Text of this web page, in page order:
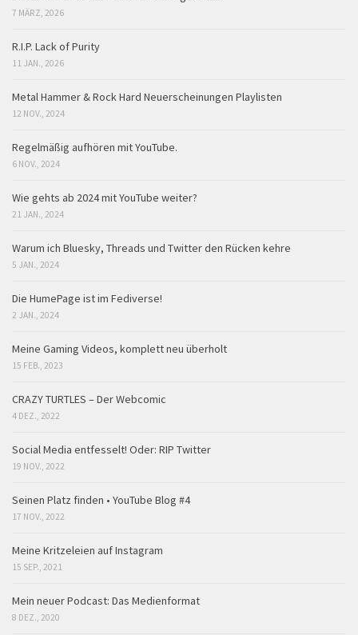
7 MÄRZ, 2026
R.I.P. Lack of Purity
11 JAN., 2026
Metal Hammer & Rock Hard Neuerscheinungen Playlisten
12 NOV., 2024
Regelmäßig aufhören mit YouTube.
6 NOV., 2024
Wie gehts ab 2024 mit YouTube weiter?
21 JAN., 2024
Warum ich Bluesky, Threads und Twitter den Rücken kehre
5 JAN., 2024
Die HumePage ist im Fediverse!
2 JAN., 2024
Meine Gaming Videos, komplett neu überholt
15 FEB., 2023
CRAZY TURTLES – Der Webcomic
4 DEZ., 2022
Social Media entfesselt! Oder: RIP Twitter
19 NOV., 2022
Seinen Platz finden • YouTube Blog #4
17 NOV., 2022
Meine Kritzeleien auf Instagram
15 SEP., 2021
Mein neuer Podcast: Das Medienformat
8 DEZ., 2020